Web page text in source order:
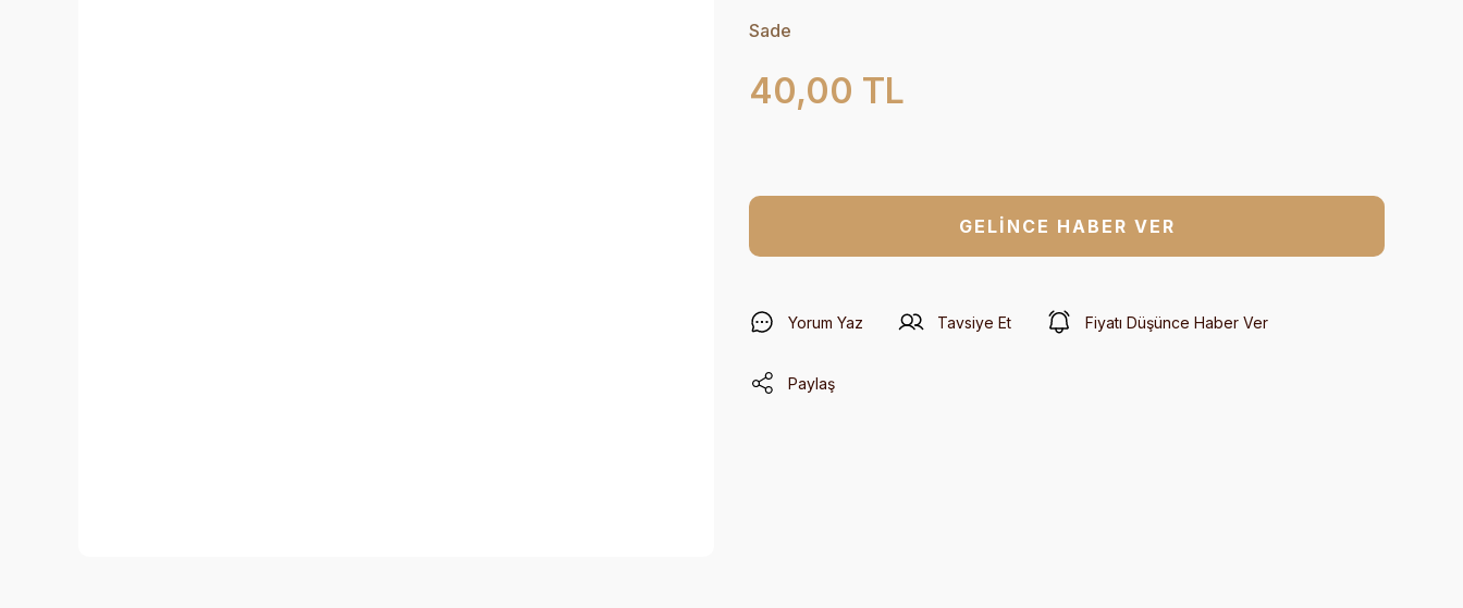
Sade
40,00 TL
GELİNCE HABER VER
Yorum Yaz Tavsiye Et Fiyatı Düşünce Haber Ver
Paylaş